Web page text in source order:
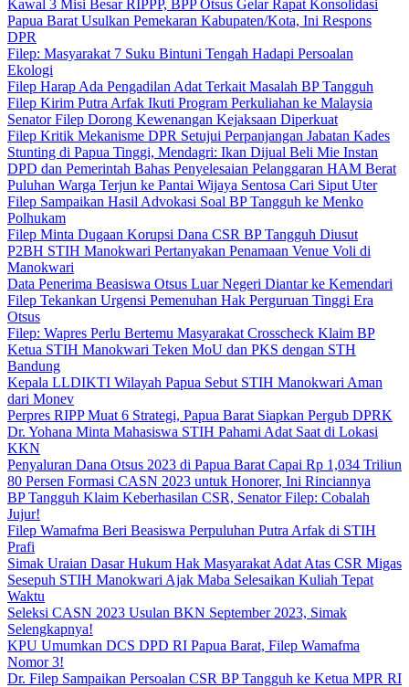
Kawal 3 Misi Besar RIPPP, BPP Otsus Gelar Rapat Konsolidasi
Papua Barat Usulkan Pemekaran Kabupaten/Kota, Ini Respons
DPR
Filep: Masyarakat 7 Suku Bintuni Tengah Hadapi Persoalan
Ekologi
Filep Harap Ada Pengadilan Adat Terkait Masalah BP Tangguh
Filep Kirim Putra Arfak Ikuti Program Perkuliahan ke Malaysia
Senator Filep Dorong Kewenangan Kejaksaan Diperkuat
Filep Kritik Mekanisme DPR Setujui Perpanjangan Jabatan Kades
Stunting di Papua Tinggi, Mendagri: Ikan Dijual Beli Mie Instan
DPD dan Pemerintah Bahas Penyelesaian Pelanggaran HAM Berat
Puluhan Warga Terjun ke Pantai Wijaya Sentosa Cari Siput Uter
Filep Sampaikan Hasil Advokasi Soal BP Tangguh ke Menko
Polhukam
Filep Minta Dugaan Korupsi Dana CSR BP Tangguh Diusut
P2BH STIH Manokwari Pertanyakan Penamaan Venue Voli di
Manokwari
Data Penerima Beasiswa Otsus Luar Negeri Diantar ke Kemendari
Filep Tekankan Urgensi Pemenuhan Hak Perguruan Tinggi Era
Otsus
Filep: Wapres Perlu Bertemu Masyarakat Crosscheck Klaim BP
Ketua STIH Manokwari Teken MoU dan PKS dengan STH
Bandung
Kepala LLDIKTI Wilayah Papua Sebut STIH Manokwari Aman
dari Monev
Perpres RIPP Muat 6 Strategi, Papua Barat Siapkan Pergub DPRK
Dr. Yohana Minta Mahasiswa STIH Pahami Adat Saat di Lokasi
KKN
Penyaluran Dana Otsus 2023 di Papua Barat Capai Rp 1,034 Triliun
80 Persen Formasi CASN 2023 untuk Honorer, Ini Rinciannya
BP Tangguh Klaim Keberhasilan CSR, Senator Filep: Cobalah
Jujur!
Filep Wamafma Beri Beasiswa Perpuluhan Putra Arfak di STIH
Prafi
Simak Uraian Dasar Hukum Hak Masyarakat Adat Atas CSR Migas
Sesepuh STIH Manokwari Ajak Maba Selesaikan Kuliah Tepat
Waktu
Seleksi CASN 2023 Usulan BKN September 2023, Simak
Selengkapnya!
KPU Umumkan DCS DPD RI Papua Barat, Filep Wamafma
Nomor 3!
Dr. Filep Sampaikan Persoalan CSR BP Tangguh ke Ketua MPR RI